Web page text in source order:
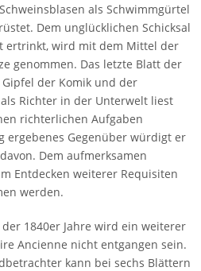
als Schwimmgürtel
Dem unglücklichen Schicksal
ertrinkt, wird mit dem Mittel der
genommen. Das letzte Blatt der
der Komik und der
als Richter in der Unterwelt liest
richterlichen Aufgaben
ergebenes Gegenüber würdigt er
Dem aufmerksamen
Entdecken weiterer Requisiten
werden.
1840er Jahre wird ein weiterer
Ancienne nicht entgangen sein.
kann bei sechs Blättern